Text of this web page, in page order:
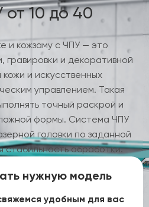
10 до 40
и кожзаму с ЧПУ — это
гравировки и декоративной
и искусственных
управлением. Такая
точный раскрой и
формы. Система ЧПУ
головки по заданной
стабильность обработки.
нужную модель
удобным для вас